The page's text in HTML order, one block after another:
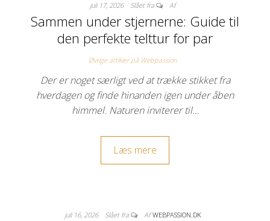
juli 17, 2026 Slået fra Af
Sammen under stjernerne: Guide til
den perfekte telttur for par
Øvrige artikler på Webpassion
Der er noget særligt ved at trække stikket fra
hverdagen og finde hinanden igen under åben
himmel. Naturen inviterer til…
Læs mere
juli 16, 2026 Slået fra Af WEBPASSION.DK